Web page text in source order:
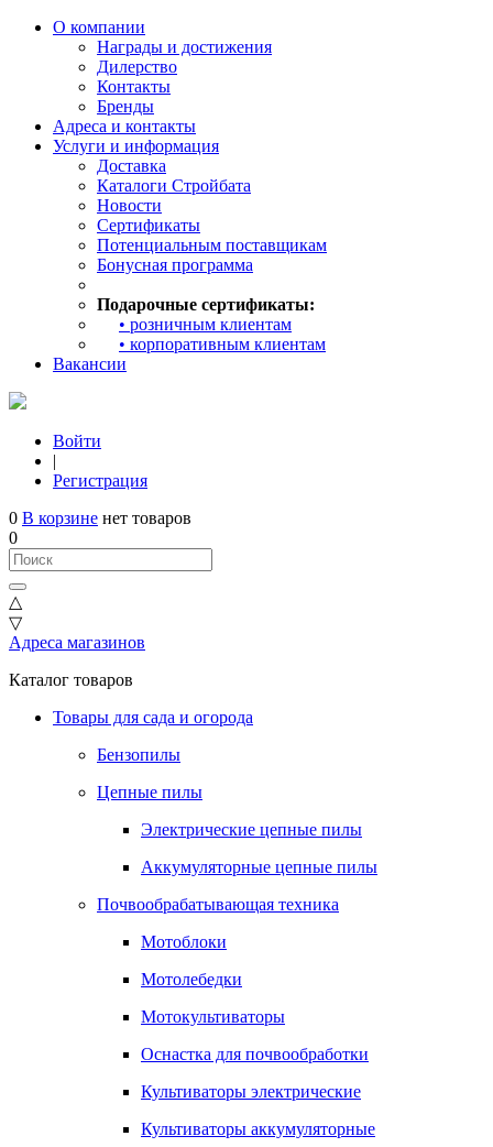
О компании
Награды и достижения
Дилерство
Контакты
Бренды
Адреса и контакты
Услуги и информация
Доставка
Каталоги Стройбата
Новости
Сертификаты
Потенциальным поставщикам
Бонусная программа
Подарочные сертификаты:
• розничным клиентам
• корпоративным клиентам
Вакансии
Войти
|
Регистрация
0 В корзине нет товаров
0
△
▽
Адреса магазинов
Каталог товаров
Товары для сада и огорода
Бензопилы
Цепные пилы
Электрические цепные пилы
Аккумуляторные цепные пилы
Почвообрабатывающая техника
Мотоблоки
Мотолебедки
Мотокультиваторы
Оснастка для почвообработки
Культиваторы электрические
Культиваторы аккумуляторные